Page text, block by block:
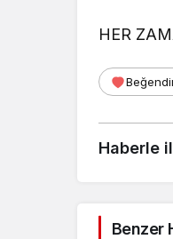
HER
Haberle
Benzer